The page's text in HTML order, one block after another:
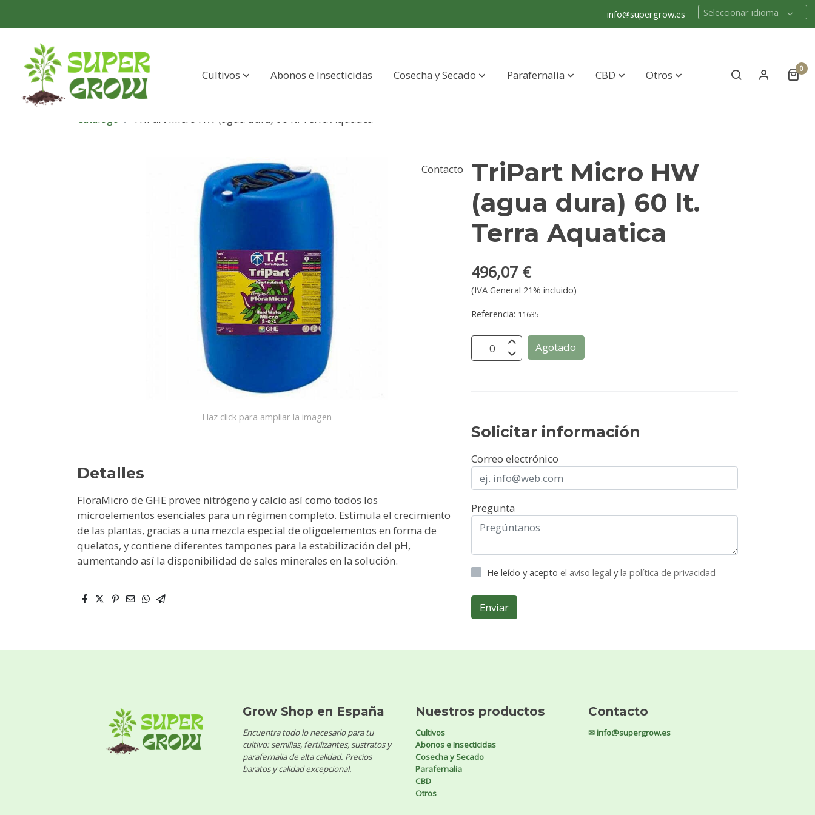
info@supergrow.es Seleccionar idioma
Cultivos Abonos e Insecticidas Cosecha y Secado Parafernalia CBD Otros
Contacto
0
Catálogo TriPart Micro HW (agua dura) 60 lt. Terra Aquatica
Haz click para ampliar la imagen
Detalles
FloraMicro de GHE provee nitrógeno y calcio así como todos los
microelementos esenciales para un régimen completo. Estimula el crecimiento
de las plantas, gracias a una mezcla especial de oligoelementos en forma de
quelatos, y contiene diferentes tampones para la estabilización del pH,
aumentando así la disponibilidad de sales minerales en la solución.
TriPart Micro HW
(agua dura) 60 lt.
Terra Aquatica
496,07 €
(IVA General 21% incluido)
Referencia: 11635
Agotado
Solicitar información
Correo electrónico
Pregunta
He leído y acepto el aviso legal yla política de privacidad
Enviar
Grow Shop en España
Encuentra todo lo necesario para tu
cultivo: semillas, fertilizantes, sustratos y
parafernalia de alta calidad. Precios
baratos y calidad excepcional.
Nuestros productos
Cultivos
Abonos e Insecticidas
Cosecha y Secado
Parafernalia
CBD
Otros
Contacto
✉ info@supergrow.es